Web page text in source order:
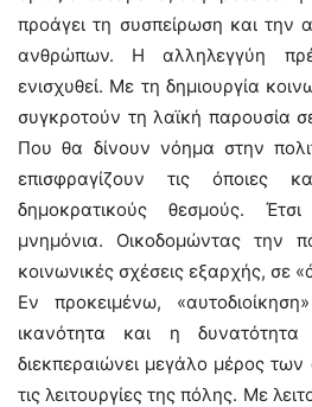
προάγει τη συσπείρωση και την
ανθρώπων. Η αλληλεγγύη
ενισχυθεί. Με τη δημιουργία
συγκροτούν τη λαϊκή παρουσία
Που θα δίνουν νόημα στην
επισφραγίζουν τις όποιες
δημοκρατικούς θεσμούς. Έτσι
μνημόνια. Οικοδομώντας την
κοινωνικές σχέσεις εξαρχής, σε
Εν προκειμένω,
ικανότητα και η
διεκπεραιώνει μεγάλο μέρος
τις λειτουργίες της πόλης. Με